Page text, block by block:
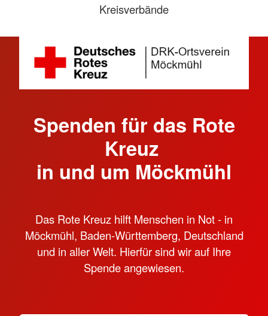
Kreisverbände
Spenden für das Rote
Kreuz
in und um Möckmühl
Das Rote Kreuz hilft Menschen in Not - in
Möckmühl, Baden-Württemberg, Deutschland
und in aller Welt. Hierfür sind wir auf Ihre
Spende angewiesen.